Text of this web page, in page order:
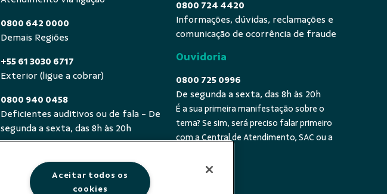
0800 642 0000
Demais Regiões
+55 61 3030 6717
Exterior (ligue a cobrar)
0800 940 0458
Deficientes auditivos ou de fala - De
segunda a sexta, das 8h às 20h
0800 724 4420
Informações, dúvidas, reclamações e
comunicação de ocorrência de fraude
Ouvidoria
0800 725 0996
De segunda a sexta, das 8h às 20h
É a sua primeira manifestação sobre o
tema? Se sim, será preciso falar primeiro
com a Central de Atendimento, SAC ou a
Aceitar todos os
cookies